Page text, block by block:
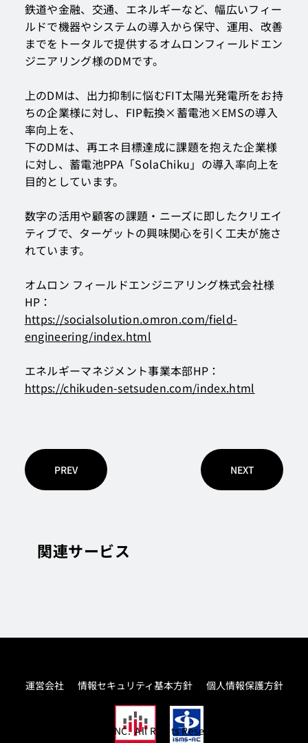
鉄道や金融、交通、エネルギーなど、幅広いフィー
ルドで機器やシステムの導入から保守、運用、改善
までをトータルで提供するオムロンフィールドエン
ジニアリング様のDMです。
上のDMは、出力抑制に悩むFIT太陽光発電所をお持
ちの企業様に対し、FIP転換×蓄電池×EMSの導入
率向上を、
下のDMは、再エネ目標達成に課題を抱えた企業様
に対し、蓄電池PPA「SolaChiku」の導入率向上を
目的としています。
数字の活用や顧客の課題・ニーズに即したクリエイ
ティブで、ターゲットの興味関心を引く工夫が施さ
れています。
オムロン フィールドエンジニアリング株式会社様
HP：
https://socialsolution.omron.com/field-
engineering/index.html
エネルギーマネジメント事業本部HP：
https://chikuden-setsuden.com/index.html
PREV NEXT
関連サービス
運営会社 情報セキュリティ基本方針 個人情報保護方針
© THROUGH PASS,INC. All Rights Reserved.